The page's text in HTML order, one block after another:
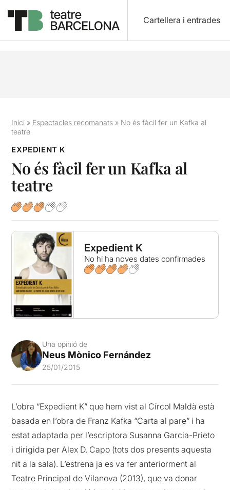
Cartellera i entrades
Inici » Espectacles recomanats » No és fàcil fer un Kafka al
teatre
EXPEDIENT K
No és fàcil fer un Kafka al
teatre
Expedient K
No hi ha noves dates confirmades
Una opinió de
Neus Mònico Fernández
25/01/2015
L’obra “Expedient K” que hem vist al Círcol Maldà està
basada en l’obra de Franz Kafka “Carta al pare” i ha
estat adaptada per l’escriptora Susanna Garcia-Prieto
i dirigida per Alex D. Capo (tots dos presents aquesta
nit a la sala). L’estrena ja es va fer anteriorment al
Teatre Principal de Vilanova (2013), que va donar